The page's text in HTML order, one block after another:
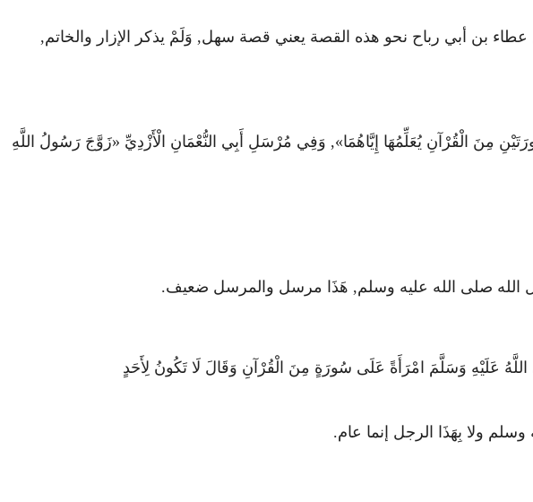
بن أبي رباح نحو هذه القصة يعني قصة سهل, وَلَمْ يذكر الإزار والخاتم,
مِنَ الْقُرْآنِ يُعَلِّمُهَا إِيَّاهُمَا», وَفِي مُرْسَلِ أَبِي النُّعْمَانِ الْأَزْدِيِّ «زَوَّجَ رَسُولُ اللَّهِ
صلى الله عليه وسلم, هَذَا مرسل والمرسل ضعيف.
عَلَيْهِ وَسَلَّمَ امْرَأَةً عَلَى سُورَةٍ مِنَ الْقُرْآنِ وَقَالَ لَا تَكُونُ لِأَحَدٍ
ولا بِهَذَا الرجل إنما عام.